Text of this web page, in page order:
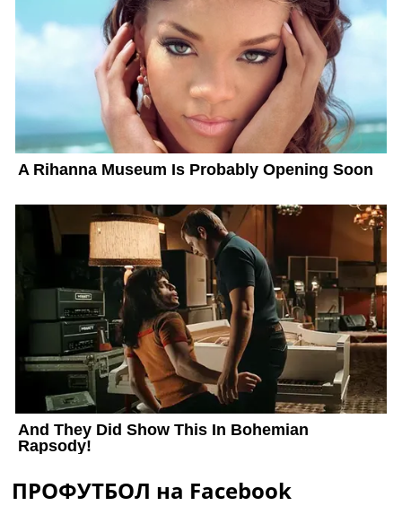
ПРОФУТБОЛ на Facebook